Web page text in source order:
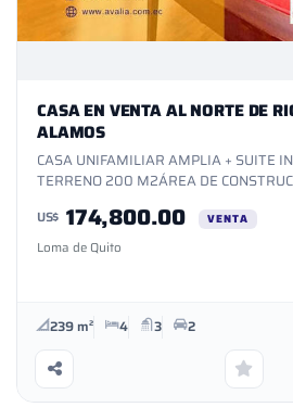
CASA EN VENTA AL NORTE DE
ALAMOS
CASA UNIFAMILIAR AMPLIA + SUITE
TERRENO 200 M2ÁREA DE
FIJOSAMPLIO ESTUDIO EN PLANTA
SOCIALJARDINES2
DORMITORIOS1 BAÑO COMPLETO
DE VIDEO STARPASAMANOS Y
FINASALON DE JUEGOS CON
PERGOLATERRAZA ABIERTA
US$ 174,800.00 VENTA
Loma de Quito
239 m² 4 3 2